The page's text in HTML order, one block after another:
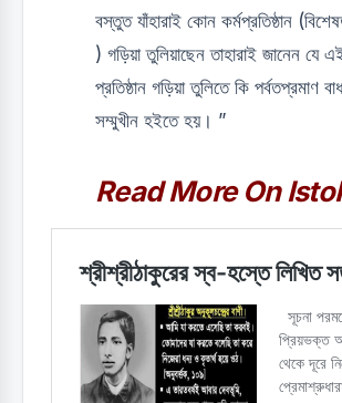
বস্তুত যাঁহারাই কোন কর্মপ্রতিষ্ঠান
) গড়িয়া তুলিয়াছেন তাহারাই জানেন যে
প্রতিষ্ঠান গড়িয়া তুলিতে কি পর্বতপ্রমাণ
সম্মুখীন হইতে হয়। ”
Read More On